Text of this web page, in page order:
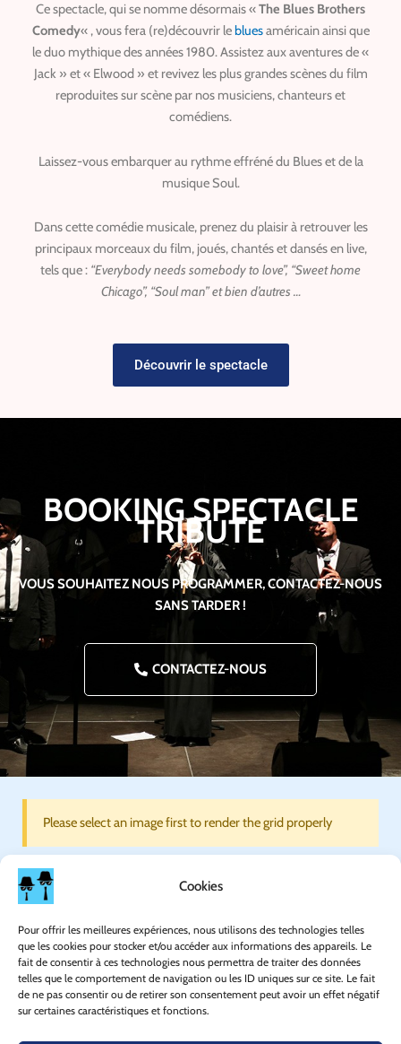
Cookies
Pour offrir les meilleures expériences, nous utilisons des technologies telles
que les cookies pour stocker et/ou accéder aux informations des appareils. Le
fait de consentir à ces technologies nous permettra de traiter des données
telles que le comportement de navigation ou les ID uniques sur ce site. Le fait
de ne pas consentir ou de retirer son consentement peut avoir un effet négatif
sur certaines caractéristiques et fonctions.
Ce spectacle, qui se nomme désormais «The Blues Brothers
Comedy« , vous fera (re)découvrir le bluesaméricain ainsi que
le duo mythique des années 1980.Assistez aux aventures de «
Jack » et « Elwood » et revivez les plus grandes scènes du film
reproduites sur scène par nos musiciens, chanteurs et
comédiens.
Laissez-vous embarquer au rythme effréné du Blues et de la
musique Soul.
Dans cette comédie musicale, prenez du plaisir à retrouver les
principaux morceaux du film, joués, chantés et dansés en live,
tels que : “Everybody needs somebody to love”, “Sweet home
Chicago”, “Soul man” et bien d’autres …
Découvrir le spectacle
BOOKING SPECTACLE
TRIBUTE
VOUS SOUHAITEZ NOUS PROGRAMMER, CONTACTEZ-NOUS
SANS TARDER !
CONTACTEZ-NOUS
Please select an image first to render the grid properly